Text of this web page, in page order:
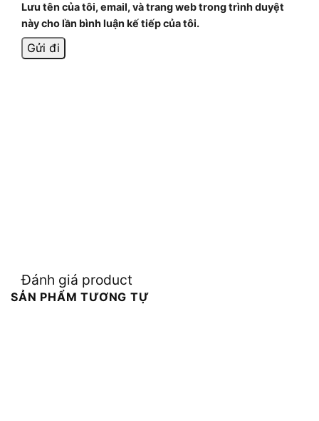
Lưu tên của tôi, email, và trang web trong trình duyệt
này cho lần bình luận kế tiếp của tôi.
Đánh giá product
SẢN PHẨM TƯƠNG TỰ